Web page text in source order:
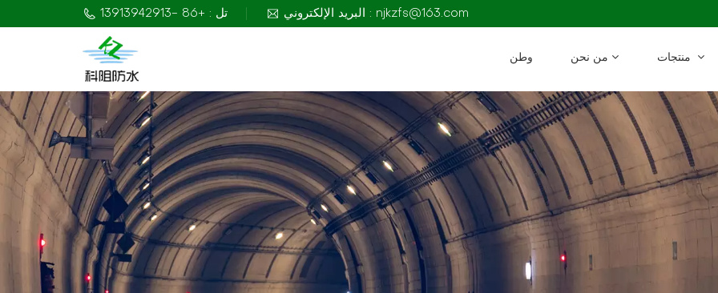
تل : +86 -13913942913 البريد الإلكتروني : njkzfs@163.com
وطن من نحن